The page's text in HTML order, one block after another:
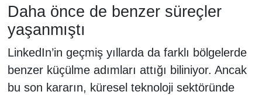
Daha önce de benzer süreçler
yaşanmıştı
LinkedIn’in geçmiş yıllarda da farklı bölgelerde
benzer küçülme adımları attığı biliniyor. Ancak
bu son kararın, küresel teknoloji sektöründe